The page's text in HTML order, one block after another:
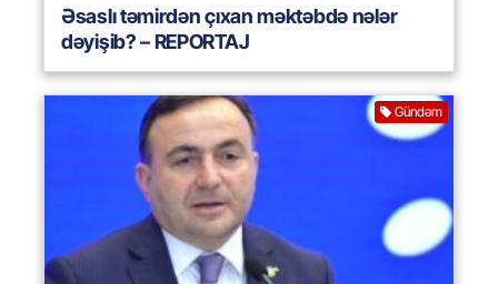
Əsaslı təmirdən çıxan məktəbdə nələr
dəyişib? – REPORTAJ
Gündəm